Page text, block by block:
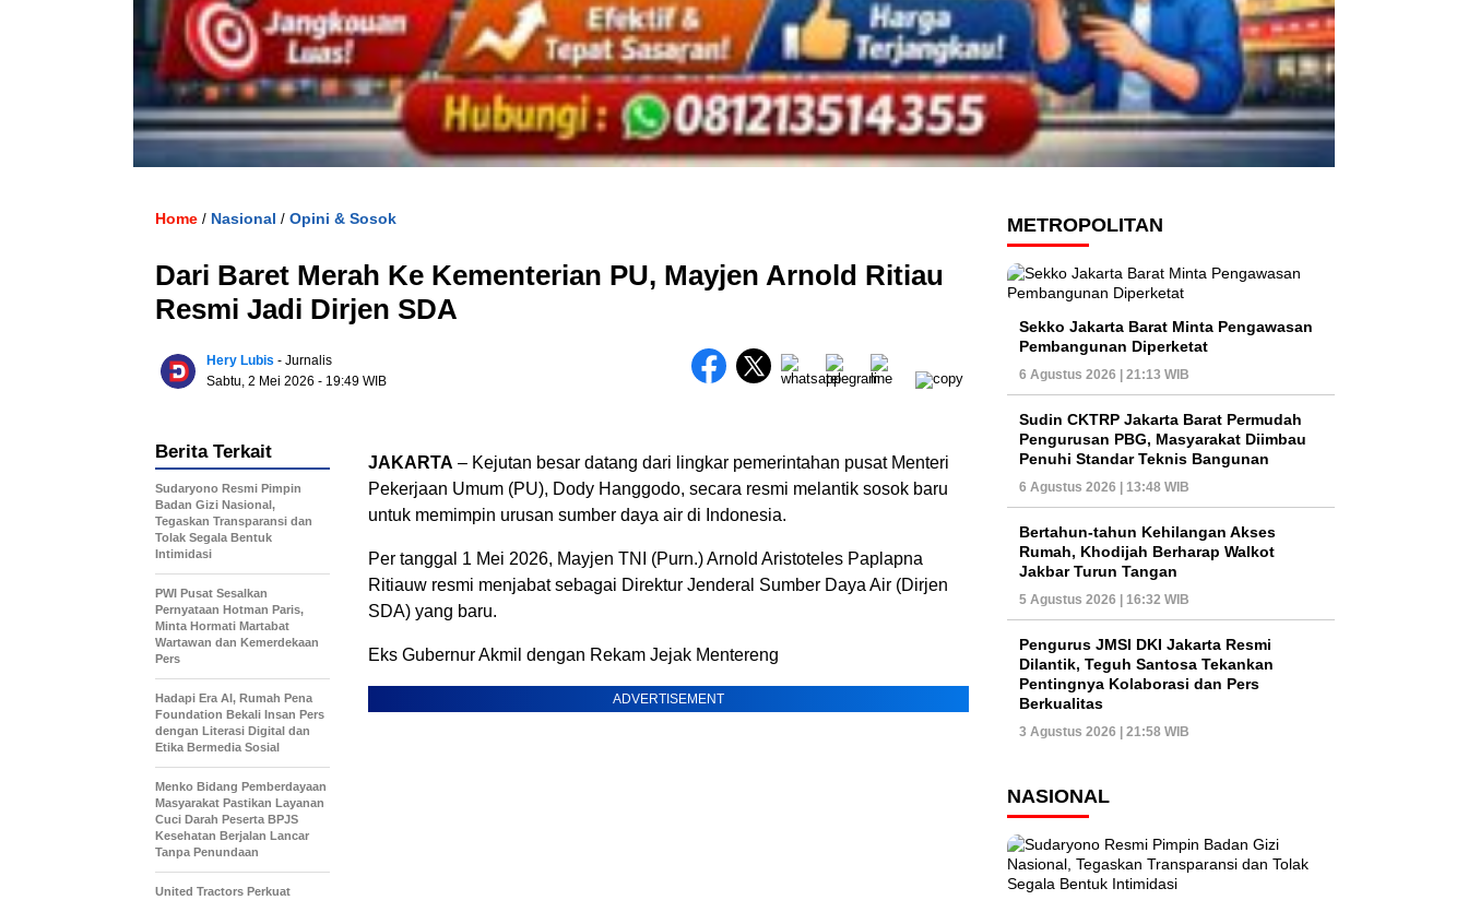
Home / Nasional / Opini & Sosok
Dari Baret Merah Ke Kementerian PU, Mayjen Arnold Ritiau
Resmi Jadi Dirjen SDA
Hery Lubis - Jurnalis
Sabtu, 2 Mei 2026 - 19:49 WIB
JAKARTA – Kejutan besar datang dari lingkar pemerintahan pusat Menteri
Pekerjaan Umum (PU), Dody Hanggodo, secara resmi melantik sosok baru
untuk memimpin urusan sumber daya air di Indonesia.
Per tanggal 1 Mei 2026, Mayjen TNI (Purn.) Arnold Aristoteles Paplapna
Ritiauw resmi menjabat sebagai Direktur Jenderal Sumber Daya Air (Dirjen
SDA) yang baru.
Eks Gubernur Akmil dengan Rekam Jejak Mentereng
ADVERTISEMENT
Berita Terkait
Sudaryono Resmi Pimpin
Badan Gizi Nasional,
Tegaskan Transparansi dan
Tolak Segala Bentuk
Intimidasi
PWI Pusat Sesalkan
Pernyataan Hotman Paris,
Minta Hormati Martabat
Wartawan dan Kemerdekaan
Pers
Hadapi Era AI, Rumah Pena
Foundation Bekali Insan Pers
dengan Literasi Digital dan
Etika Bermedia Sosial
Menko Bidang Pemberdayaan
Masyarakat Pastikan Layanan
Cuci Darah Peserta BPJS
Kesehatan Berjalan Lancar
Tanpa Penundaan
United Tractors Perkuat
METROPOLITAN
Sekko Jakarta Barat Minta Pengawasan
Pembangunan Diperketat
6 Agustus 2026 | 21:13 WIB
Sudin CKTRP Jakarta Barat Permudah
Pengurusan PBG, Masyarakat Diimbau
Penuhi Standar Teknis Bangunan
6 Agustus 2026 | 13:48 WIB
Bertahun-tahun Kehilangan Akses
Rumah, Khodijah Berharap Walkot
Jakbar Turun Tangan
5 Agustus 2026 | 16:32 WIB
Pengurus JMSI DKI Jakarta Resmi
Dilantik, Teguh Santosa Tekankan
Pentingnya Kolaborasi dan Pers
Berkualitas
3 Agustus 2026 | 21:58 WIB
NASIONAL